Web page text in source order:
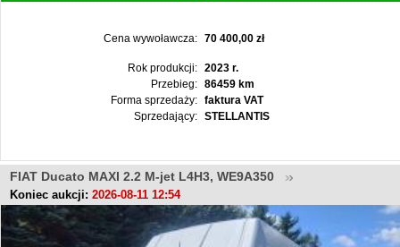
Cena wywoławcza: 70 400,00 zł
Rok produkcji:
2023 r.
Przebieg:
86459 km
Forma sprzedaży:
faktura VAT
Sprzedający:
STELLANTIS
FIAT Ducato MAXI 2.2 M-jet L4H3, WE9A350
Koniec aukcji: 2026-08-11 12:54